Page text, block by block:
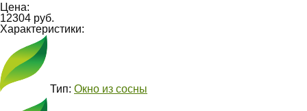
Цена:
12304 руб.
Характеристики:
Тип: Окно из сосны